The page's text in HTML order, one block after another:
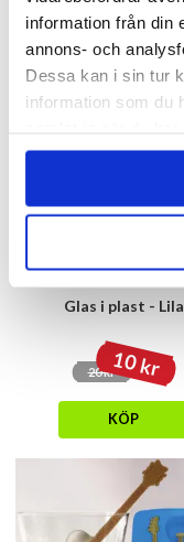
information från din
annons- och
Dessa kan i sin tur
information som du
99 kr
KÖP
Glas i plast - Lila
20 kr10 kr
KÖP